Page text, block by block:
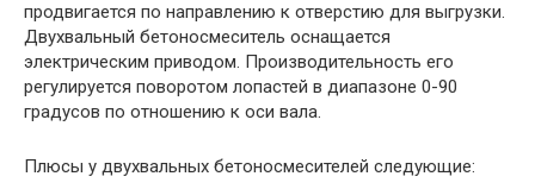
продвигается по направлению к отверстию для выгрузки.
Двухвальный бетоносмеситель оснащается
электрическим приводом. Производительность его
регулируется поворотом лопастей в диапазоне 0-90
градусов по отношению к оси вала.
Плюсы у двухвальных бетоносмесителей следующие: